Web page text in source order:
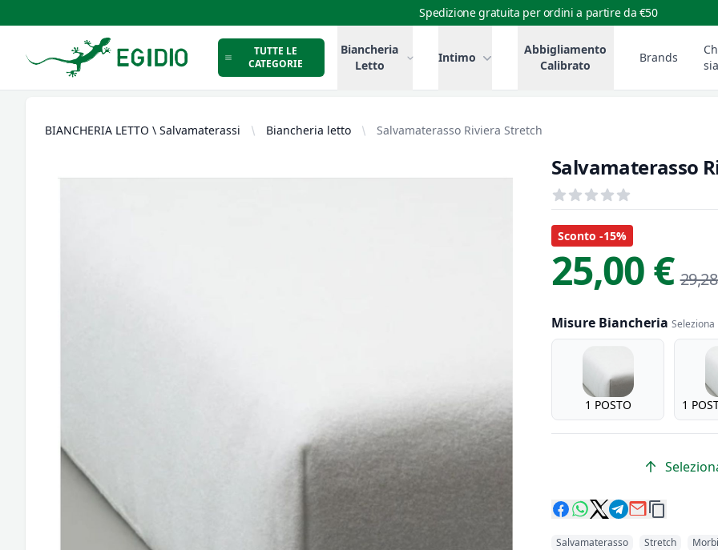
Spedizione gratuita per ordini a partire da €50
Intimo Egidio
TUTTE LE
CATEGORIE
Biancheria
Letto
Intimo
Abbigliamento
Calibrato
Brands
BIANCHERIA LETTO \ Salvamaterassi Biancheria letto Salvamaterasso Riviera Stretch
Salvamaterasso
Recensioni
out of 5 stars
Informazioni Prodotto
Descrizione riassuntiva
Sconto -15%
25,00 €
Misure Biancheria
misure biancheria
1 POSTO 1
Salvamaterasso Stretch